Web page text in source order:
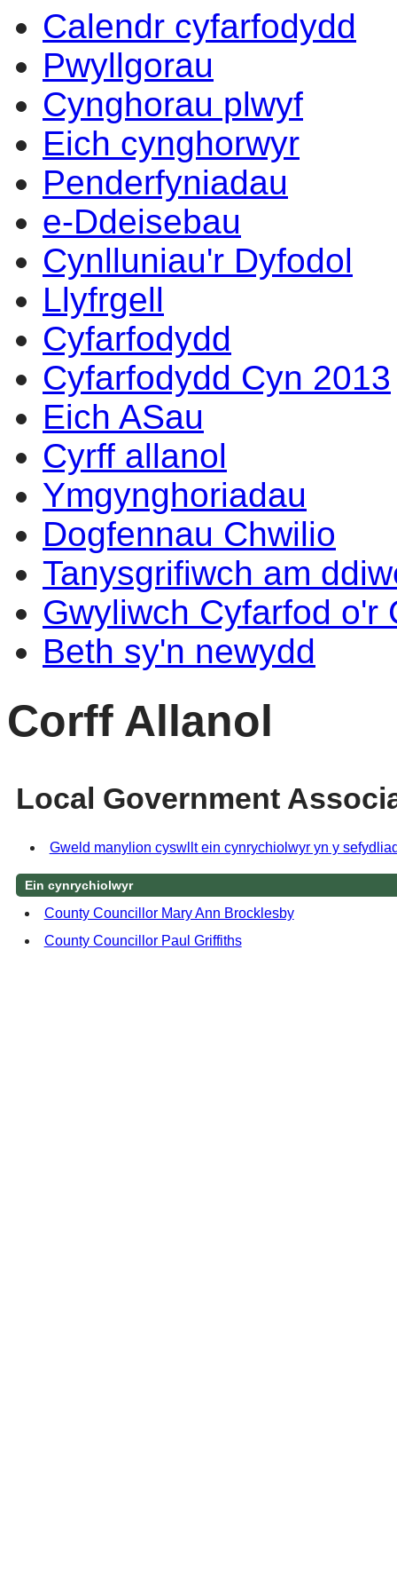
Calendr cyfarfodydd
Pwyllgorau
Cynghorau plwyf
Eich cynghorwyr
Penderfyniadau
e-Ddeisebau
Cynlluniau'r Dyfodol
Llyfrgell
Cyfarfodydd
Cyfarfodydd Cyn 2013
Eich ASau
Cyrff allanol
Ymgynghoriadau
Dogfennau Chwilio
Tanysgrifiwch am
Gwyliwch Cyfarfod o'r
Beth sy'n newydd
Corff Allanol
Local Government
Gweld manylion cyswllt ein cynrychiolwyr yn y
Ein cynrychiolwyr
County Councillor Mary Ann Brocklesby
County Councillor Paul Griffiths